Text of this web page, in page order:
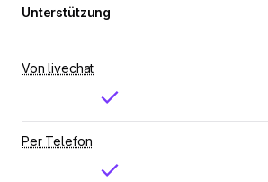
Unterstützung
Von livechat
Per Telefon